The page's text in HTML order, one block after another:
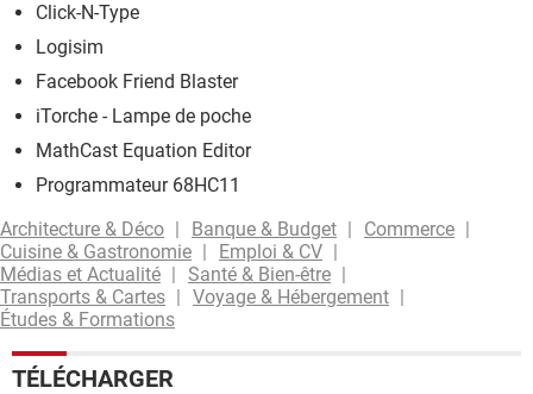
Click-N-Type
Logisim
Facebook Friend Blaster
iTorche - Lampe de poche
MathCast Equation Editor
Programmateur 68HC11
Architecture & Déco
Banque & Budget
Commerce
Cuisine & Gastronomie
Emploi & CV
Médias et Actualité
Santé & Bien-être
Transports & Cartes
Voyage & Hébergement
Études & Formations
TÉLÉCHARGER